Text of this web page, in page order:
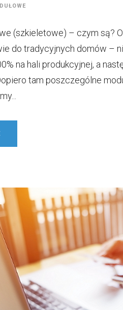
(szkieletowe) – czym są?
do tradycyjnych domów –
na hali produkcyjnej, a
tam poszczególne